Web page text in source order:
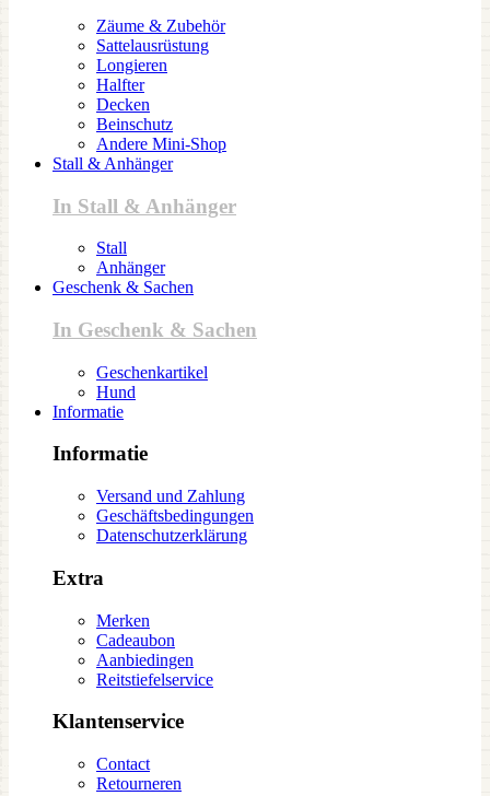
Zäume & Zubehör
Sattelausrüstung
Longieren
Halfter
Decken
Beinschutz
Andere Mini-Shop
Stall & Anhänger
In Stall & Anhänger
Stall
Anhänger
Geschenk & Sachen
In Geschenk & Sachen
Geschenkartikel
Hund
Informatie
Informatie
Versand und Zahlung
Geschäftsbedingungen
Datenschutzerklärung
Extra
Merken
Cadeaubon
Aanbiedingen
Reitstiefelservice
Klantenservice
Contact
Retourneren